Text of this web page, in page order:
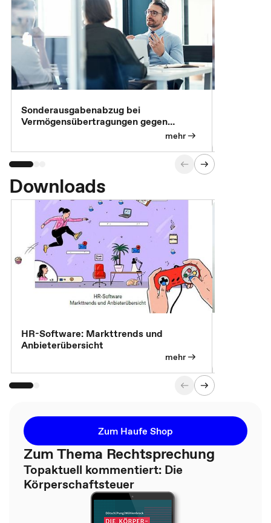
Sonderausgabenabzug bei
Vermögensübertragungen gegen
mehr
Downloads
HR-Software: Markttrends und
Anbieterübersicht
mehr
Zum Haufe Shop
Zum Thema Rechtsprechung
Topaktuell kommentiert: Die
Körperschaftsteuer